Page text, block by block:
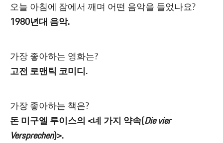
오늘 아침에 잠에서 깨며 어떤 음악을 들었나요?
1980년대 음악.
가장 좋아하는 영화는?
고전 로맨틱 코미디.
가장 좋아하는 책은?
돈 미구엘 루이스의 <네 가지 약속(Die vier
Versprechen)>.